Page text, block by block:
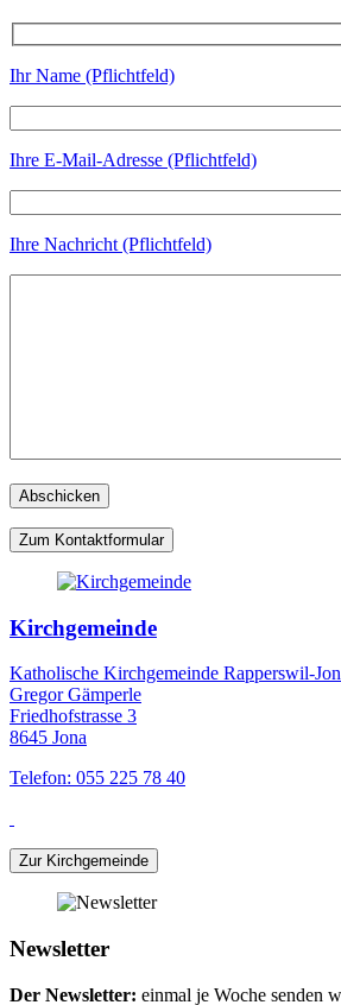
Ihr Name (Pflichtfeld)
Ihre E-Mail-Adresse (Pflichtfeld)
Ihre Nachricht (Pflichtfeld)
Zum Kontaktformular
Kirchgemeinde
Katholische Kirchgemeinde Rapperswil-
Gregor Gämperle
Friedhofstrasse 3
8645 Jona
Telefon: 055 225 78 40
Zur Kirchgemeinde
Newsletter
Der Newsletter: einmal je Woche senden